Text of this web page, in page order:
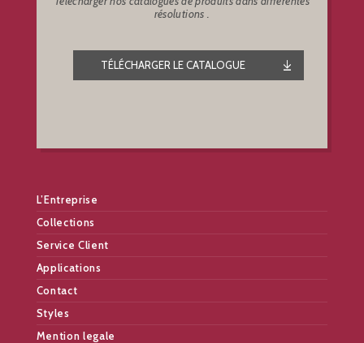
résolutions .
TÉLÉCHARGER LE CATALOGUE
L’Entreprise
Collections
Service Client
Applications
Contact
Styles
Mention legale